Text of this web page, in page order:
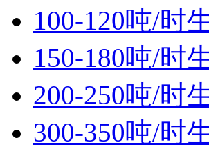
100-120吨/时
150-180吨/时
200-250吨/时
300-350吨/时